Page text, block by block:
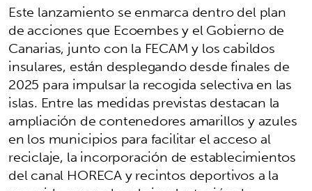
Este lanzamiento se enmarca dentro del plan
de acciones que Ecoembes y el Gobierno de
Canarias, junto con la FECAM y los cabildos
insulares, están desplegando desde finales de
2025 para impulsar la recogida selectiva en las
islas. Entre las medidas previstas destacan la
ampliación de contenedores amarillos y azules
en los municipios para facilitar el acceso al
reciclaje, la incorporación de establecimientos
del canal HORECA y recintos deportivos a la